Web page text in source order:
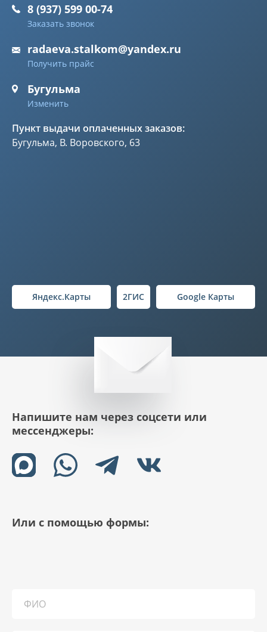
8 (937) 599 00-74
Заказать звонок
radaeva.stalkom@yandex.ru
Получить прайс
Бугульма
Изменить
Пункт выдачи оплаченных заказов:
Бугульма, В. Воровского, 63
Яндекс.Карты 2ГИС Google Карты
Напишите нам через соцсети или
мессенджеры:
Или с помощью формы: